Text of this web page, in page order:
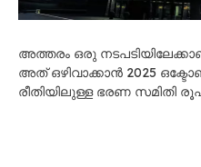
അത്തരം ഒരു
അത് ഒഴിവാക്കാൻ 2025
രീതിയിലുള്ള ഭരണ സമിതി